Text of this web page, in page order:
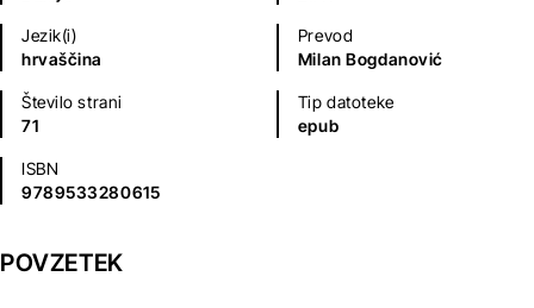
Jezik(i)
hrvaščina
Prevod
Milan Bogdanović
Število strani
71
Tip datoteke
epub
ISBN
9789533280615
POVZETEK